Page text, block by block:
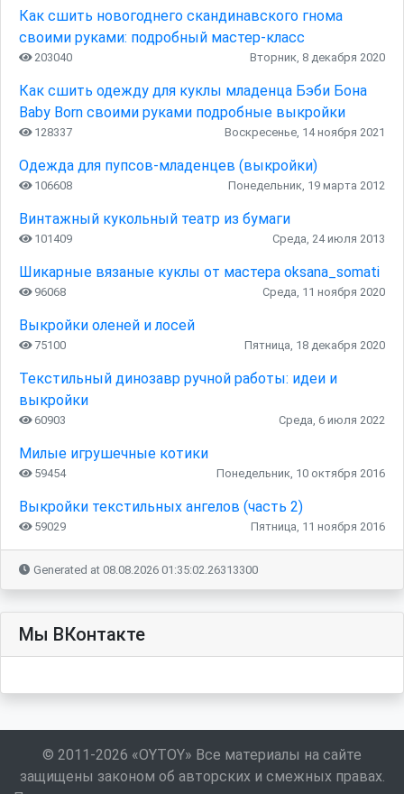
Как сшить новогоднего скандинавского гнома
своими руками: подробный мастер-класс
203040 Вторник, 8 декабря 2020
Как сшить одежду для куклы младенца Бэби Бона
Baby Born своими руками подробные выкройки
128337 Воскресенье, 14 ноября 2021
Одежда для пупсов-младенцев (выкройки)
106608 Понедельник, 19 марта 2012
Винтажный кукольный театр из бумаги
101409 Среда, 24 июля 2013
Шикарные вязаные куклы от мастера oksana_somati
96068 Среда, 11 ноября 2020
Выкройки оленей и лосей
75100 Пятница, 18 декабря 2020
Текстильный динозавр ручной работы: идеи и
выкройки
60903 Среда, 6 июля 2022
Милые игрушечные котики
59454 Понедельник, 10 октября 2016
Выкройки текстильных ангелов (часть 2)
59029 Пятница, 11 ноября 2016
Generated at 08.08.2026 01:35:02.26313300
Мы ВКонтакте
© 2011-2026 «OYTOY» Все материалы на сайте
защищены законом об авторских и смежных правах.